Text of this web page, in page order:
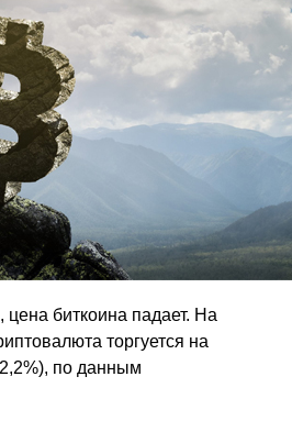
цена биткоина падает. На
торгуется на
по данным